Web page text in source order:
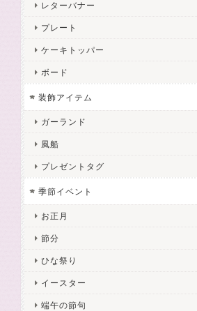
レターバナー
プレート
ケーキトッパー
ボード
装飾アイテム
ガーランド
風船
プレゼントタグ
季節イベント
お正月
節分
ひな祭り
イースター
端午の節句